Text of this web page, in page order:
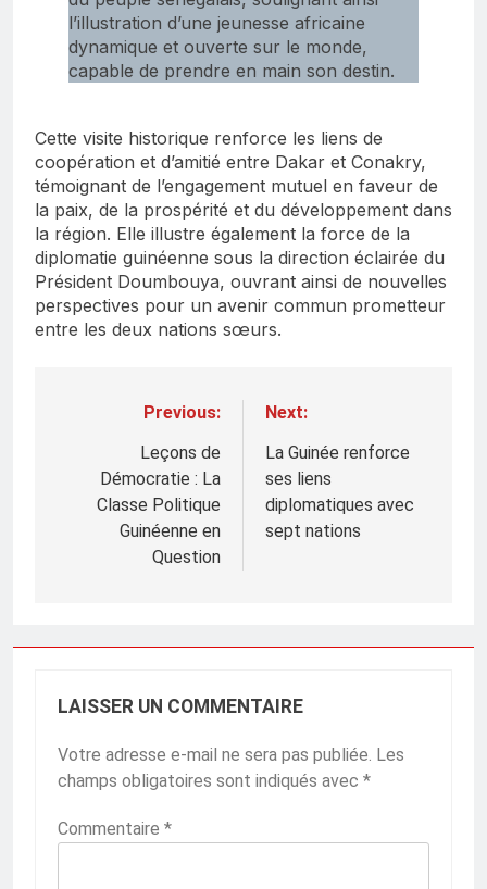
l’illustration d’une jeunesse africaine
dynamique et ouverte sur le monde,
capable de prendre en main son destin.
Cette visite historique renforce les liens de
coopération et d’amitié entre Dakar et Conakry,
témoignant de l’engagement mutuel en faveur de
la paix, de la prospérité et du développement dans
la région. Elle illustre également la force de la
diplomatie guinéenne sous la direction éclairée du
Président Doumbouya, ouvrant ainsi de nouvelles
perspectives pour un avenir commun prometteur
entre les deux nations sœurs.
Navigation
l’article
Previous:
Leçons de
Démocratie : La
Classe Politique
Guinéenne en
Question
Next:
La Guinée renforce
ses liens
diplomatiques avec
sept nations
LAISSER UN COMMENTAIRE
Votre adresse e-mail ne sera pas publiée. Les
champs obligatoires sont indiqués avec *
Commentaire *